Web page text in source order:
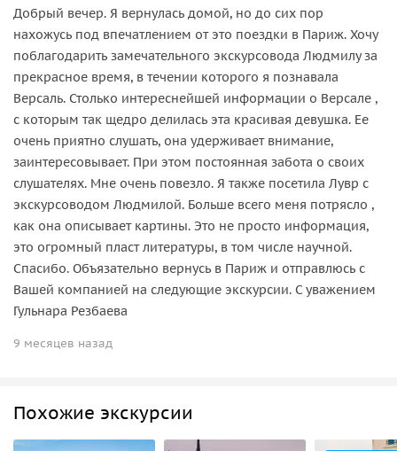
Добрый вечер. Я вернулась домой, но до сих пор
нахожусь под впечатлением от это поездки в Париж. Хочу
поблагодарить замечательного экскурсовода Людмилу за
прекрасное время, в течении которого я познавала
Версаль. Столько интереснейшей информации о Версале ,
с которым так щедро делилась эта красивая девушка. Ее
очень приятно слушать, она удерживает внимание,
заинтересовывает. При этом постоянная забота о своих
слушателях. Мне очень повезло. Я также посетила Лувр с
экскурсоводом Людмилой. Больше всего меня потрясло ,
как она описывает картины. Это не просто информация,
это огромный пласт литературы, в том числе научной.
Спасибо. Объязательно вернусь в Париж и отправлюсь с
Вашей компанией на следующие экскурсии. С уважением
Гульнара Резбаева
9 месяцев назад
Похожие экскурсии